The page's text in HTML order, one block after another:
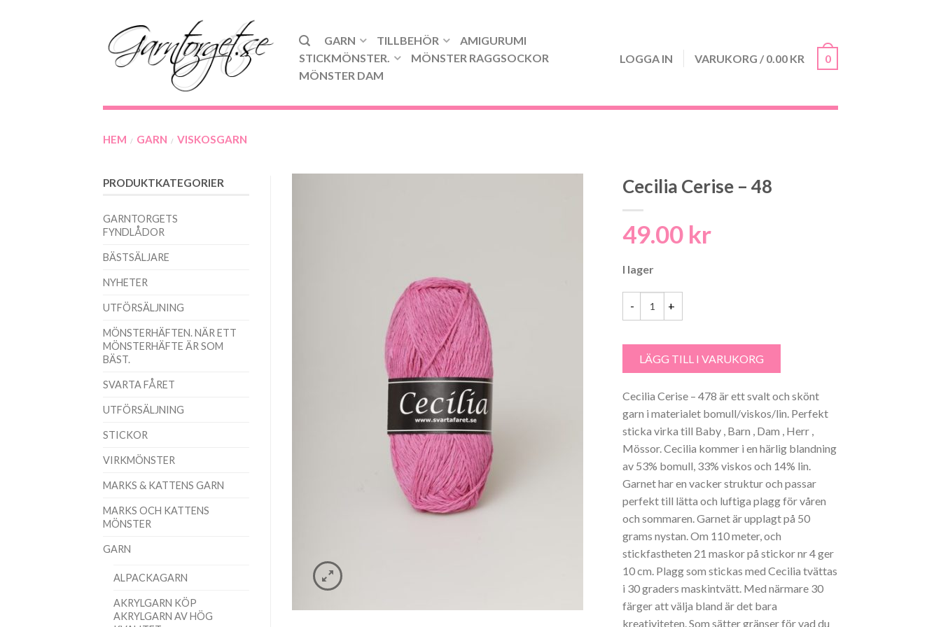
GARN TILLBEHÖR
AMIGURUMI
STICKMÖNSTER.
MÖNSTER RAGGSOCKOR
MÖNSTER DAM
LOGGA IN VARUKORG / 0.00 KR 0
HEM / GARN / VISKOSGARN
PRODUKTKATEGORIER
GARNTORGETS
FYNDLÅDOR
BÄSTSÄLJARE
NYHETER
UTFÖRSÄLJNING
MÖNSTERHÄFTEN. NÄR ETT
MÖNSTERHÄFTE ÄR SOM
BÄST.
SVARTA FÅRET
UTFÖRSÄLJNING
STICKOR
VIRKMÖNSTER
MARKS & KATTENS GARN
MARKS OCH KATTENS
MÖNSTER
GARN
ALPACKAGARN
AKRYLGARN KÖP
AKRYLGARN AV HÖG
Cecilia Cerise – 48
49.00 kr
I lager
LÄGG TILL I VARUKORG
Cecilia Cerise – 478 är ett svalt och skönt
garn i materialet bomull/viskos/lin. Perfekt
sticka virka till Baby , Barn , Dam , Herr ,
Mössor. Cecilia kommer i en härlig blandning
av 53% bomull, 33% viskos och 14% lin.
Garnet har en vacker struktur och passar
perfekt till lätta och luftiga plagg för våren
och sommaren. Garnet är upplagt på 50
grams nystan. Om 110 meter, och
stickfastheten 21 maskor på stickor nr 4 ger
10 cm. Plagg som stickas med Cecilia tvättas
i 30 graders maskintvätt. Med närmare 30
färger att välja bland är det bara
kreativiteten. Som sätter gränser för vad du